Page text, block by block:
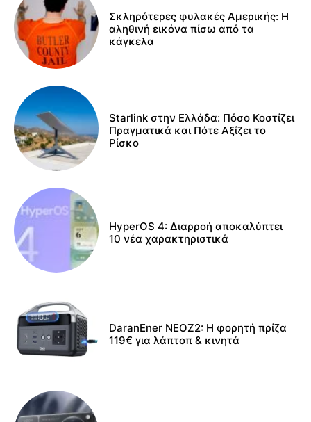
Σκληρότερες φυλακές Αμερικής: Η
αληθινή εικόνα πίσω από τα
κάγκελα
Starlink στην Ελλάδα: Πόσο Κοστίζει
Πραγματικά και Πότε Αξίζει το
Ρίσκο
HyperOS 4: Διαρροή αποκαλύπτει
10 νέα χαρακτηριστικά
DaranEner NEOZ2: Η φορητή πρίζα
119€ για λάπτοπ & κινητά